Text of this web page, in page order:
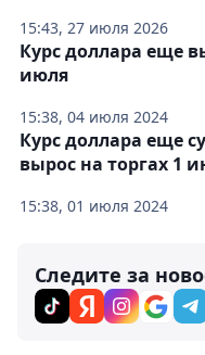
15:43, 27 июля 2026
15:38, 04 июля 2024
Курс доллара еще
июля
15:38, 01 июля 2024
Курс доллара еще
вырос на торгах 1
Следите за